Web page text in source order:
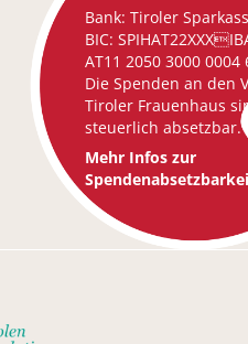
Bank: Tiroler
BIC:
AT11 2050 3000 0004
Die Spenden an den
Tiroler Frauenhaus
steuerlich absetzbar.
Mehr Infos zur